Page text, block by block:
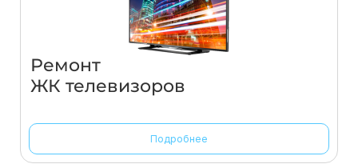
Ремонт
ЖК телевизоров
Подробнее